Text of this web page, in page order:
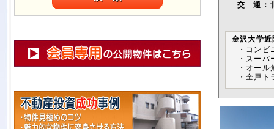
交 通：
金沢大学
・コン
・スー
・オール
・全戸